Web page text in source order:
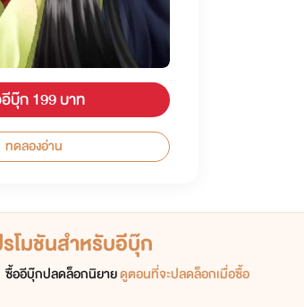
บุ๊ก 199 บาท
ทดลองอ่าน
รโมชันสำหรับอีบุ๊ก
ซื้ออีบุ๊กปลดล็อกนิยายดูตอนที่จะปลดล็อกเมื่อซื้อ